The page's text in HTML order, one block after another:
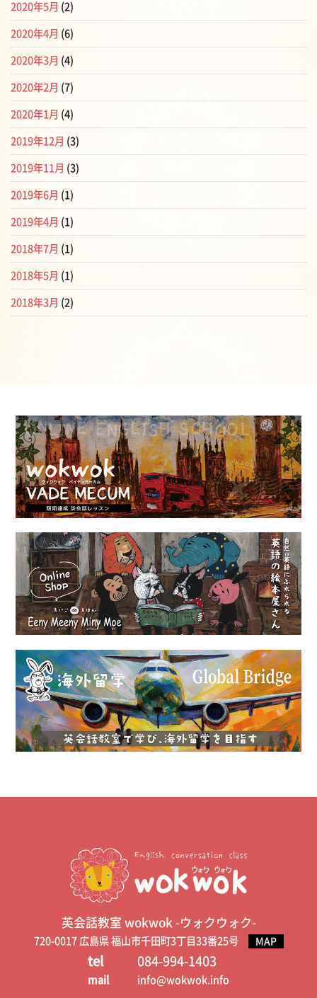
2020年5月 (2)
2020年4月 (6)
2020年3月 (4)
2020年2月 (7)
2020年1月 (4)
2019年12月 (3)
2019年11月 (3)
2019年6月 (1)
2019年4月 (1)
2018年7月 (1)
2018年5月 (1)
2018年3月 (2)
英会話教室 wokwok -ウォクウォク-
720-0017 広島県 福山市千田町3丁目33番25号 MAP
tel 084-994-1403
mail info@wokwok.info